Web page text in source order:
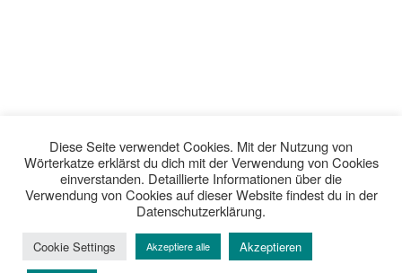
Diese Seite verwendet Cookies. Mit der Nutzung von
Wörterkatze erklärst du dich mit der Verwendung von Cookies
einverstanden. Detaillierte Informationen über die
Verwendung von Cookies auf dieser Website findest du in der
Datenschutzerklärung.
Cookie Settings Akzeptiere alle Akzeptieren